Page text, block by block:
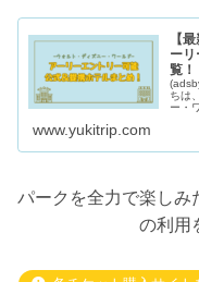
【
ー
覧！
ちは
ー・
www.yukitrip.com
パークを全力で楽しみ
の利用